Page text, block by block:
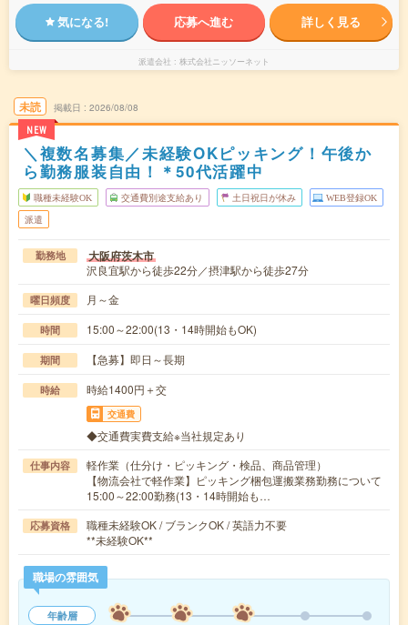
気になる! 応募へ進む 詳しく見る
派遣会社 株式会社ニッソーネット
未読
NEW
掲載日 2026/08/08
＼複数名募集／未経験OKピッキング！午後か
ら勤務服装自由！＊50代活躍中
職種未経験OK 交通費別途支給あり 土日祝日が休み WEB登録OK
派遣
勤務地 大阪府茨木市
沢良宜駅から徒歩22分／摂津駅から徒歩27分
曜日頻度 月～金
時間 15:00～22:00(13・14時開始もOK)
期間 【急募】即日～長期
時給 時給1400円＋交
交通費
◆交通費実費支給※当社規定あり
仕事内容
軽作業（仕分け・ピッキング・検品、商品管理）
【物流会社で軽作業】ピッキング梱包運搬業務勤務について
15:00～22:00勤務(13・14時開始も…
応募資格
職種未経験OK / ブランクOK / 英語力不要
**未経験OK**
職場の雰囲気
年齢層